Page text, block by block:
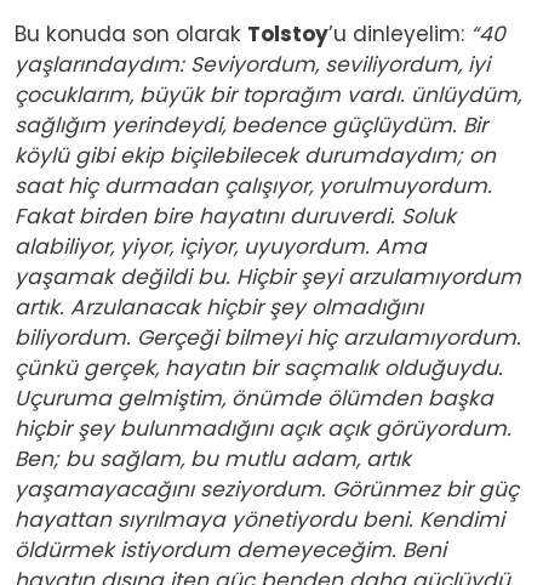
Bu konuda son olarak Tolstoy’u dinleyelim: “40
yaşlarındaydım: Seviyordum, seviliyordum, iyi
çocuklarım, büyük bir toprağım vardı. ünlüydüm,
sağlığım yerindeydi, bedence güçlüydüm. Bir
köylü gibi ekip biçilebilecek durumdaydım; on
saat hiç durmadan çalışıyor, yorulmuyordum.
Fakat birden bire hayatını duruverdi. Soluk
alabiliyor, yiyor, içiyor, uyuyordum. Ama
yaşamak değildi bu. Hiçbir şeyi arzulamıyordum
artık. Arzulanacak hiçbir şey olmadığını
biliyordum. Gerçeği bilmeyi hiç arzulamıyordum.
çünkü gerçek, hayatın bir saçmalık olduğuydu.
Uçuruma gelmiştim, önümde ölümden başka
hiçbir şey bulunmadığını açık açık görüyordum.
Ben; bu sağlam, bu mutlu adam, artık
yaşamayacağını seziyordum. Görünmez bir güç
hayattan sıyrılmaya yönetiyordu beni. Kendimi
öldürmek istiyordum demeyece­ğim. Beni